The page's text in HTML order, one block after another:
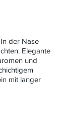
der Nase
Elegante
und
mit langer